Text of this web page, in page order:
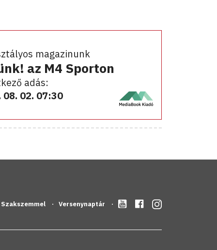
magazinunk
az M4 Sporton
adás:
08. 02. 07:30
Szakszemmel Versenynaptár